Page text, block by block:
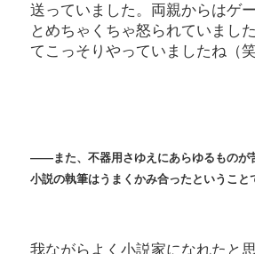
送っていました。両親からはゲ
とめちゃくちゃ怒られていまし
てこっそりやっていましたね（笑
――また、不器用さゆえにあらゆるものが
小説の執筆はうまくかみ合ったということ
我ながらよく小説家になれたと